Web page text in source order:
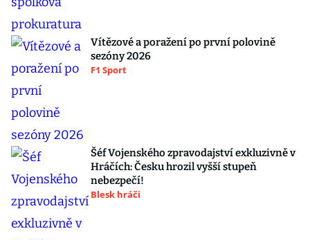
Vítězové a poražení po první polovině
sezóny 2026
F1 Sport
Šéf Vojenského zpravodajství exkluzivně v
Hráčích: Česku hrozil vyšší stupeň
nebezpečí!
Blesk hráči